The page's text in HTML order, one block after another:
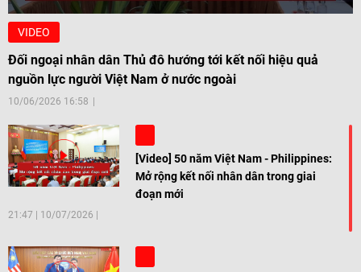
VIDEO
Đối ngoại nhân dân Thủ đô hướng tới kết nối hiệu quả
nguồn lực người Việt Nam ở nước ngoài
10/06/2026 16:58
[Video] 50 năm Việt Nam - Philippines:
Mở rộng kết nối nhân dân trong giai
đoạn mới
21:47 | 10/07/2026